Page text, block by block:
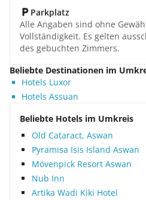
Parkplatz
Alle Angaben sind ohne
Vollständigkeit. Es gelten
des gebuchten Zimmers.
Beliebte Destinationen im
Hotels Luxor
Hotels Assuan
Beliebte Hotels im Umkreis
Old Cataract, Aswan
Pyramisa Isis Island Aswan
Mövenpick Resort Aswan
Nub Inn
Artika Wadi Kiki Hotel